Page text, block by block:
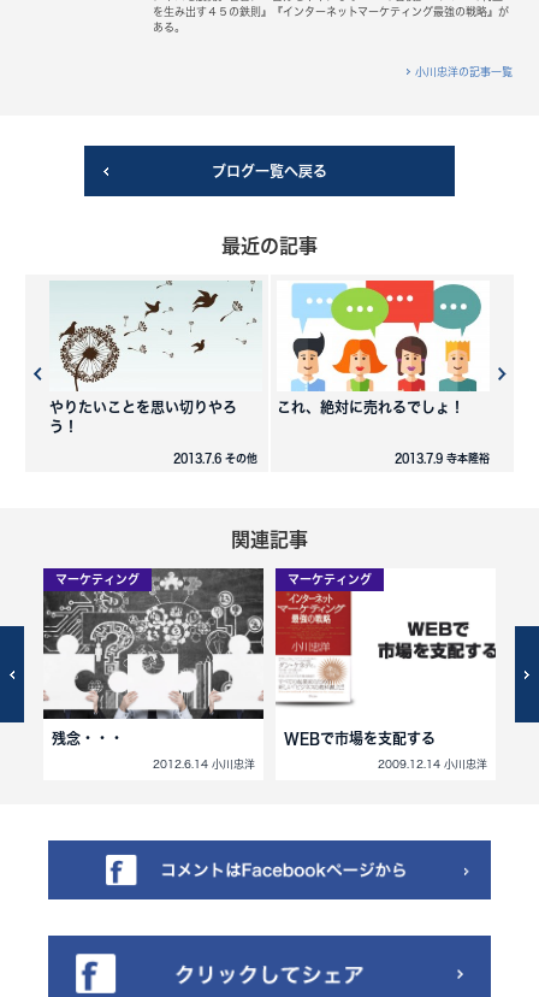
を生み出す４５の鉄則』『インターネットマーケティング最強の戦略』が
ある。
小川忠洋の記事一覧
ブログ一覧へ戻る
最近の記事
やりたいことを思い切りやろ
う！
2013.7.6 その他
これ、絶対に売れるでしょ！
2013.7.9 寺本隆裕
関連記事
マーケティング
残念・・・
2012.6.14 小川忠洋
マーケティング
WEBで市場を支配する
2009.12.14 小川忠洋